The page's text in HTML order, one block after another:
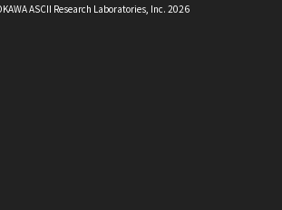
ASCII Research Laboratories, Inc. 2026